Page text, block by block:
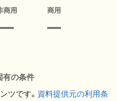
商用 商用
有の条件
ツです。 資料提供元の利用条